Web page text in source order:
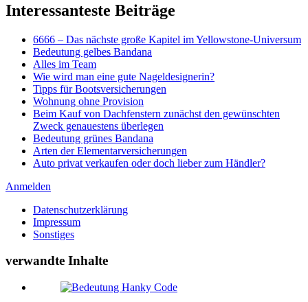
Interessanteste Beiträge
6666 – Das nächste große Kapitel im Yellowstone-Universum
Bedeutung gelbes Bandana
Alles im Team
Wie wird man eine gute Nageldesignerin?
Tipps für Bootsversicherungen
Wohnung ohne Provision
Beim Kauf von Dachfenstern zunächst den gewünschten
Zweck genauestens überlegen
Bedeutung grünes Bandana
Arten der Elementarversicherungen
Auto privat verkaufen oder doch lieber zum Händler?
Anmelden
Datenschutzerklärung
Impressum
Sonstiges
verwandte Inhalte